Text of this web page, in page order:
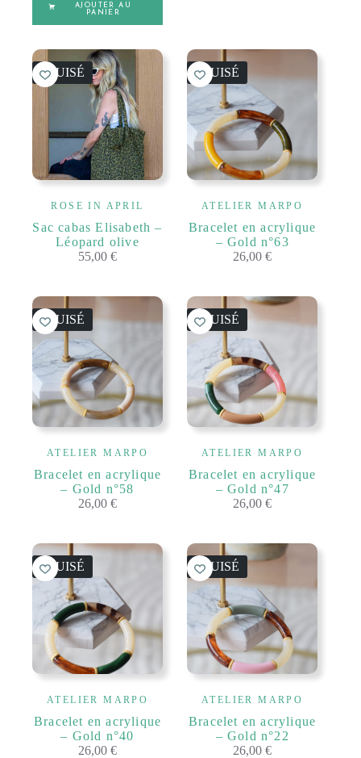
AJOUTER AU
PANIER
ÉPUISÉ
ROSE IN APRIL
Sac cabas Elisabeth –
Léopard olive
55,00€
ÉPUISÉ
ATELIER MARPO
Bracelet en acrylique
– Gold n°63
26,00€
ÉPUISÉ
ATELIER MARPO
Bracelet en acrylique
– Gold n°58
26,00€
ÉPUISÉ
ATELIER MARPO
Bracelet en acrylique
– Gold n°47
26,00€
ÉPUISÉ
ATELIER MARPO
Bracelet en acrylique
– Gold n°40
26,00€
ÉPUISÉ
ATELIER MARPO
Bracelet en acrylique
– Gold n°22
26,00€